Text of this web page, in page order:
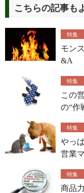
こちらの記事も
特集
モン
&A
特集
この
の“作
特集
やっ
営業
特集
商品